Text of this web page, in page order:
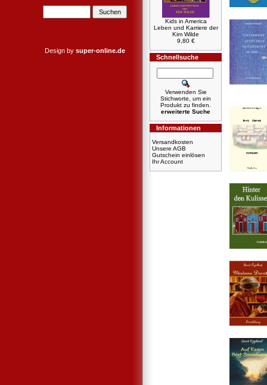
Design by super-online.de
Kids in America
Leben und Karriere der
Kim Wilde
9,80 €
Schnellsuche
Verwenden Sie
Stichworte, um ein
Produkt zu finden.
erweiterte Suche
Informationen
Versandkosten
Unsere AGB
Gutschein einlösen
Ihr Account